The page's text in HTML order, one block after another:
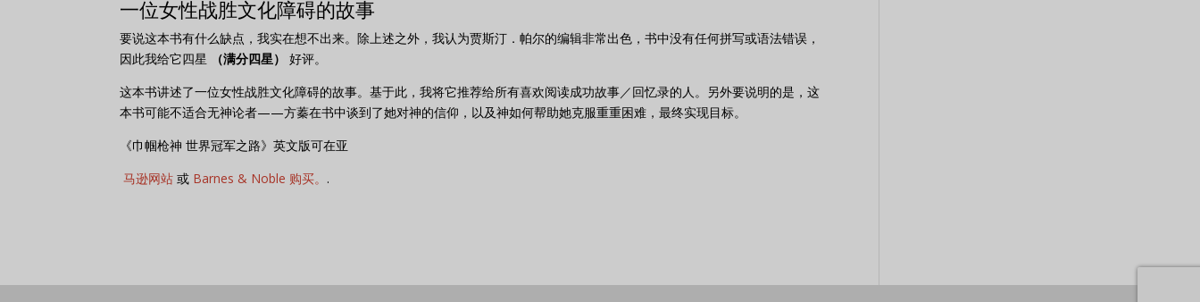
一位女性战胜文化障碍的故事
要说这本书有什么缺点，我实在想不出来。除上述之外，我认为贾斯汀．帕尔的编辑非常出色，书中没有任何拼写或语法错误，
因此我给它四星
（满分四星）
好评。
这本书讲述了一位女性战胜文化障碍的故事。基于此，我将它推荐给所有喜欢阅读成功故事／回忆录的人。另外要说明的是，这
本书可能不适合无神论者——方蓁在书中谈到了她对神的信仰，以及神如何帮助她克服重重困难，最终实现目标。
《巾帼枪神 世界冠军之路》英文版可在亚
马逊网站或 Barnes & Noble 购买。 .